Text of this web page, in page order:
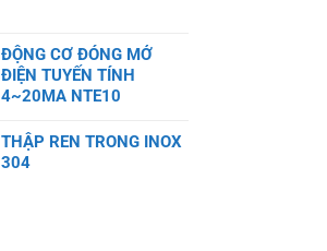
ĐỘNG CƠ ĐÓNG MỞ
ĐIỆN TUYẾN TÍNH
4~20MA NTE10
THẬP REN TRONG INOX
304